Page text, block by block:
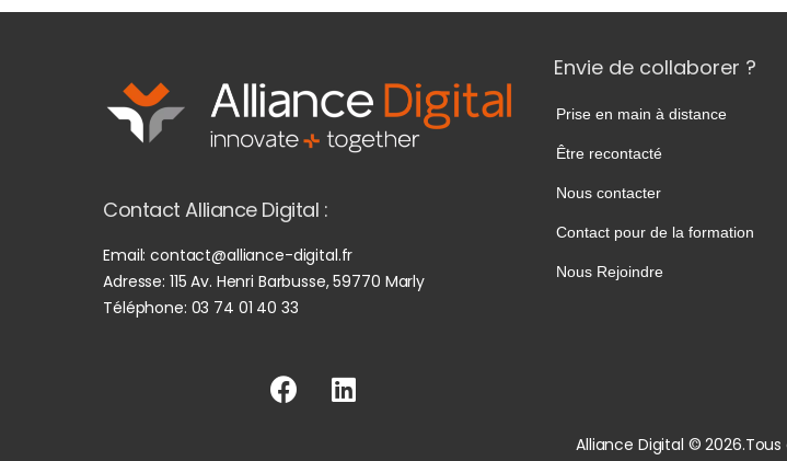
Contact Alliance Digital :
Email: contact@alliance-digital.fr
Adresse: 115 Av. Henri Barbusse, 59770 Marly
Téléphone: 03 74 01 40 33
Envie de collaborer ?
Prise en main à distance
Être recontacté
Nous contacter
Contact pour de la formation
Nous Rejoindre
Alliance Digital © 2026.Tous